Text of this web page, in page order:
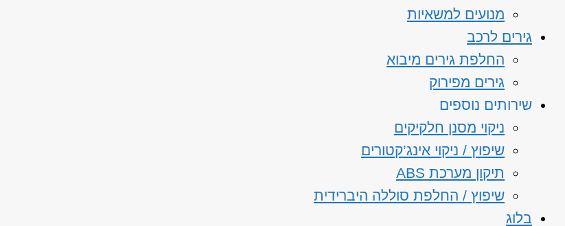
מנועים למשאיות
גירים לרכב
החלפת גירים מיבוא
גירים מפירוק
שירותים נוספים
ניקוי מסנן חלקיקים
שיפוץ / ניקוי אינג’קטורים
תיקון מערכת ABS
שיפוץ / החלפת סוללה היברידית
בלוג